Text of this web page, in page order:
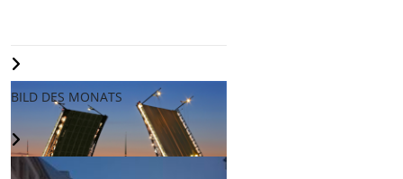
BILD DES MONATS